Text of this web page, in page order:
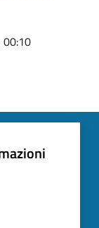
00:10